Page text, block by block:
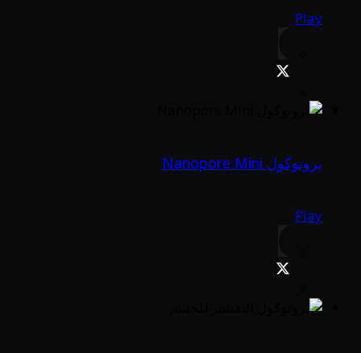
Play
بروتوكول Nanopore Mini
Play